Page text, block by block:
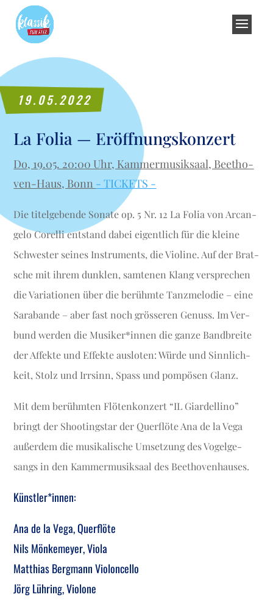
19.05.2022
La Folia — Eröffnungskonzert
Do, 19.05. 20:00 Uhr, Kam­mer­mu­sik­saal, Beet­ho­
ven-Haus, Bonn - TICKETS -
Die titel­ge­ben­de Sona­te op. 5 Nr. 12 La Folia von Arcan­
ge­lo Corel­li ent­stand dabei eigent­lich für die klei­ne
Schwes­ter sei­nes Instru­ments, die Vio­li­ne. Auf der Brat­
sche mit ihrem dunk­len, sam­te­nen Klang ver­spre­chen
die Varia­tio­nen über die berühm­te Tanz­me­lo­die – eine
Sara­ban­de – aber fast noch grös­se­ren Genuss. Im Ver­
bund wer­den die Musiker*innen die gan­ze Band­brei­te
der Affek­te und Effek­te aus­lo­ten: Wür­de und Sinn­lich­
keit, Stolz und Irr­sinn, Spass und pom­pö­sen Glanz.
Mit dem berühm­ten Flö­ten­kon­zert “IL Giar­del­li­no”
bringt der Shoo­ting­star der Quer­flö­te Ana de la Vega
außer­dem die musi­ka­li­sche Umset­zung des Vogel­ge­
sangs in den Kam­mer­mu­sik­saal des Beethovenhauses.
Künstler*innen:
Ana de la Vega, Quer­flö­te
Nils Mön­ke­mey­er, Vio­la
Mat­thi­as Berg­mann Vio­lon­cel­lo
Jörg Lüh­ring, Vio­lo­ne